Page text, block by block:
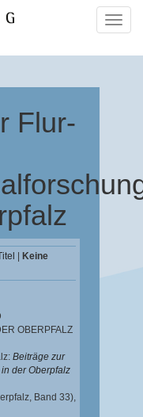
ein-/
Flur-
Keine
OBERPFALZ
Beiträge zur
der Oberpfalz
Band 33),